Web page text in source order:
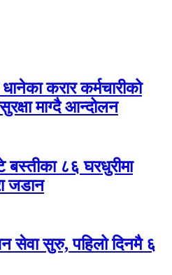
करार कर्मचारीको
माग्दै आन्दोलन
८६ घरधुरीमा
जडान
सेवा सुरु, पहिलो दिनमै ६